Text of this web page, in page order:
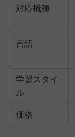
対応機種
言語
学習スタイ
ル
価格